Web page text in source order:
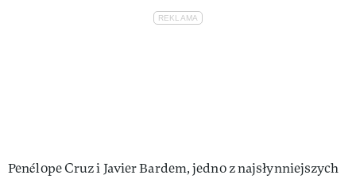
Penélope Cruz i Javier Bardem, jedno z najsłynniejszych